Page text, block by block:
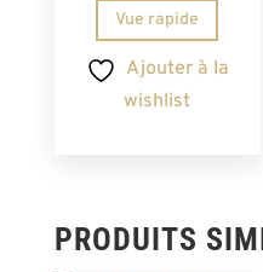
Vue rapide
Ajouter à la
wishlist
PRODUITS